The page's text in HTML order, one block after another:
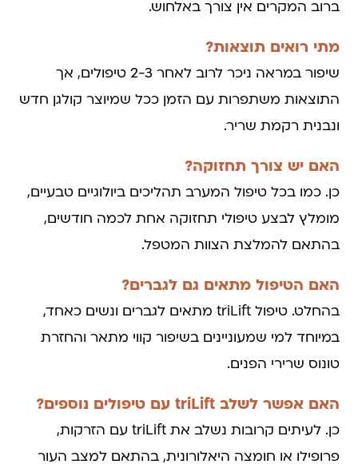
ברוב המקרים אין צורך באלחוש.
מתי רואים תוצאות?
שיפור במראה ניכר לרוב לאחר 2-3 טיפולים, אך
התוצאות משתפרות עם הזמן ככל שמיוצר קולגן חדש
ונבנית רקמת שריר.
האם יש צורך תחזוקה?
כן. כמו בכל טיפול המערב תהליכים ביולוגיים טבעיים,
מומלץ לבצע טיפולי תחזוקה אחת לכמה חודשים,
בהתאם להמלצת הצוות המטפל.
האם הטיפול מתאים גם לגברים?
בהחלט. טיפול triLift מתאים לגברים ונשים כאחד,
במיוחד למי שמעוניינים בשיפור קווי מתאר והחזרת
טונוס שרירי הפנים.
האם אפשר לשלב triLift עם טיפולים נוספים?
כן. לעיתים קרובות נשלב את triLift עם הזרקות,
פרופילו או חומצה היאלורונית, בהתאם למצב העור